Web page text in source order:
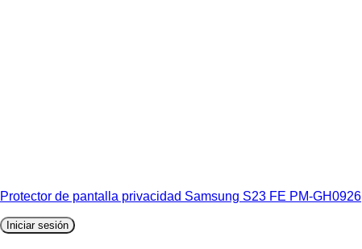
Protector de pantalla privacidad Samsung S23 FE PM-GH0926
Iniciar sesión